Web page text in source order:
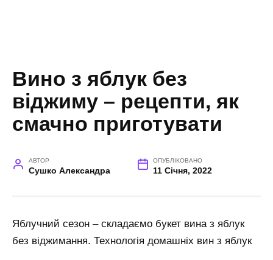
Вино з яблук без
віджиму – рецепти, як
смачно приготувати
АВТОР
Сушко Александра
ОПУБЛІКОВАНО
11 Січня, 2022
Яблучний сезон – складаємо букет вина з яблук
без віджимання. Технологія домашніх вин з яблук